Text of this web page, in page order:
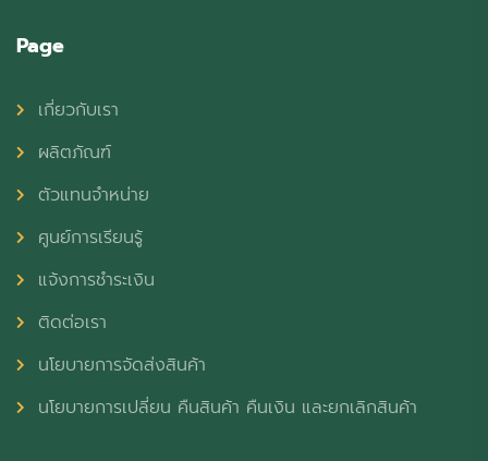
Page
เกี่ยวกับเรา
ผลิตภัณฑ์
ตัวแทนจำหน่าย
ศูนย์การเรียนรู้
แจ้งการชำระเงิน
ติดต่อเรา
นโยบายการจัดส่งสินค้า
นโยบายการเปลี่ยน คืนสินค้า คืนเงิน และยกเลิกสินค้า